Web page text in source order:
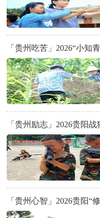
「贵州吃苦」2026“小知
「贵州励志」2026贵阳
「贵州心智」2026贵阳“